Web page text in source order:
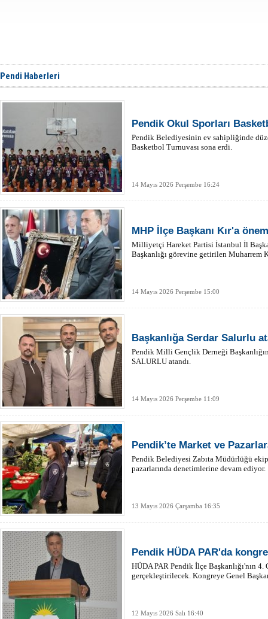
Pendi Haberleri
Pendik Okul Sporları
Pendik Belediyesinin ev sahipliğinde
Basketbol Turnuvası sona erdi.
14 Mayıs 2026 Perşembe 16:24
MHP İlçe Başkanı Kır'a
Milliyetçi Hareket Partisi İstanbul İl
Başkanlığı görevine getirilen Muharrem
14 Mayıs 2026 Perşembe 15:00
Başkanlığa Serdar Salurlu
Pendik Milli Gençlik Derneği
SALURLU atandı.
14 Mayıs 2026 Perşembe 11:09
Pendik’te Market ve
Pendik Belediyesi Zabıta Müdürlüğü
pazarlarında denetimlerine devam ediyor.
13 Mayıs 2026 Çarşamba 16:35
Pendik HÜDA PAR'da
HÜDA PAR Pendik İlçe Başkanlığı'nın
gerçekleştirilecek. Kongreye Genel
12 Mayıs 2026 Salı 16:40